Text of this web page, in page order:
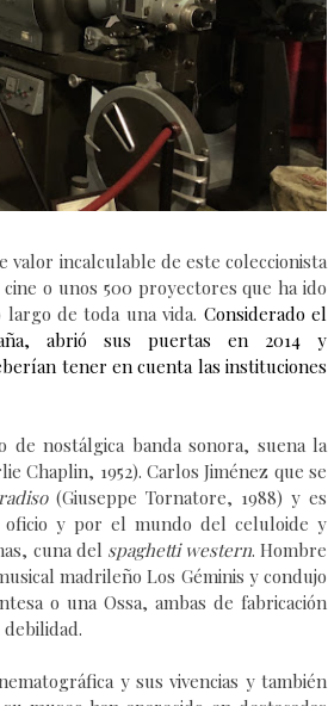
valor incalculable de este coleccionista
cineo unos 500 proyectores que ha ido
de toda una vida. Considerado el
abrió sus puertas en 2014
y
tener en cuenta las instituciones
de nostálgica banda sonora, suenala
Chaplin, 1952).Carlos Jiménez que se
(Giuseppe Tornatore, 1988) y es
y por el mundo del celuloide y
cuna del spaghetti western.Hombre
madrileñoLos Géminis y condujo
o una Ossa,ambasde fabricación
y sus vivencias y también